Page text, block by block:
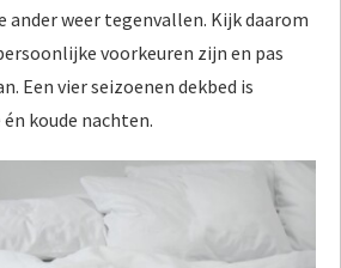
ander weer tegenvallen. Kijk daarom
voorkeuren zijn en pas
Een vier seizoenen dekbed is
koude nachten.